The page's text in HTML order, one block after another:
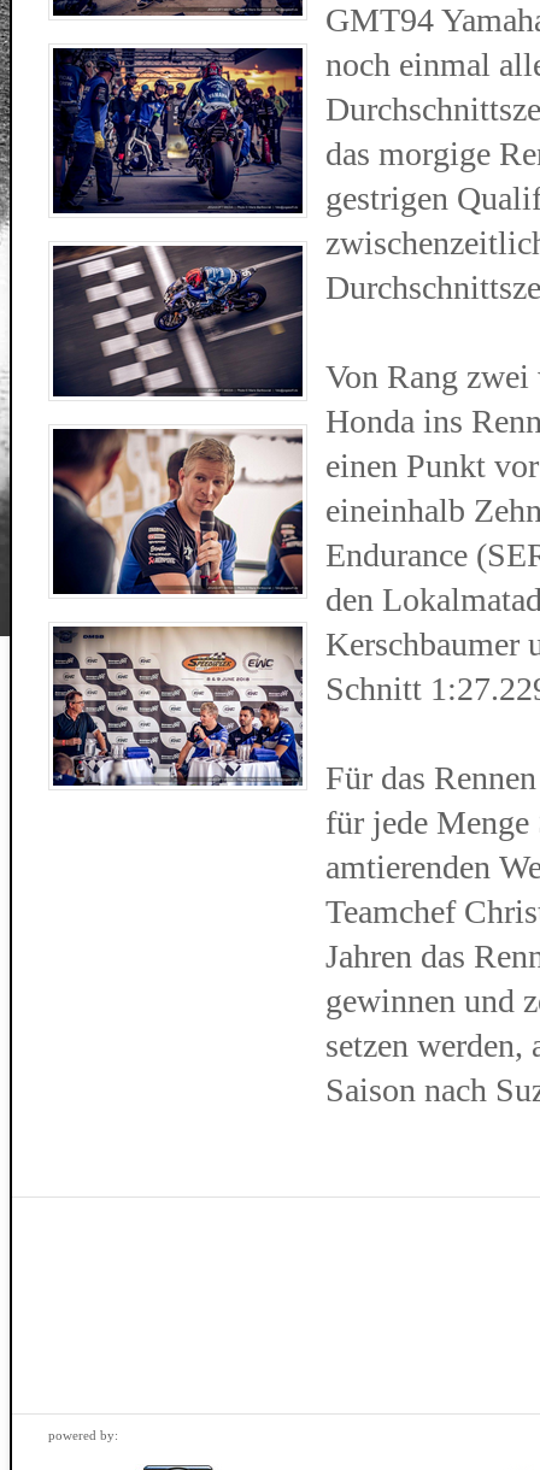
GMT94
noch einmal
das morgige
gestrigen
Von Rang
Honda ins
einen Punkt
eineinhalb
Endurance
den
Kerschbaumer
Schnitt
Für das
für jede
amtierenden
Teamchef
Jahren das
gewinnen und
setzen werden,
Saison nach
powered by: